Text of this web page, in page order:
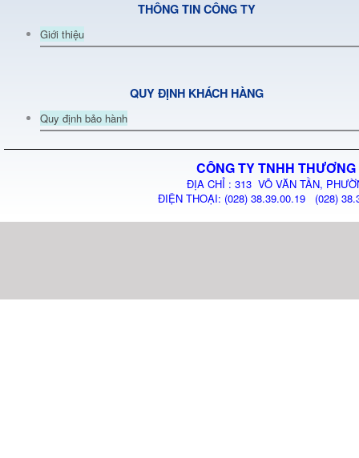
THÔNG TIN CÔNG TY
Giới thiệu
QUY ĐỊNH KHÁCH HÀNG
Quy định bảo hành
CÔNG TY TNHH
ĐỊA CHỈ : 313 VÕ VĂN TẦN,
ĐIỆN THOẠI: (028) 38.39.00.19 (028)